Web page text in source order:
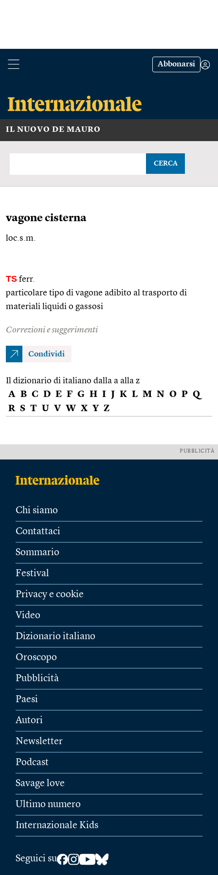
Abbonarsi
IL NUOVO DE MAURO
CERCA
vagone cisterna
loc.s.m.
TS ferr.
particolare tipo di vagone adibito al trasporto di
materiali liquidi o gassosi
Correzioni e suggerimenti
Condividi
Il dizionario di italiano dalla a alla z
A B C D E F G H I J K L M N O P Q
R S T U V W X Y Z
PUBBLICITÀ
Chi siamo
Contattaci
Sommario
Festival
Privacy e cookie
Video
Dizionario italiano
Oroscopo
Pubblicità
Paesi
Autori
Newsletter
Podcast
Savage love
Ultimo numero
Internazionale Kids
Seguici su